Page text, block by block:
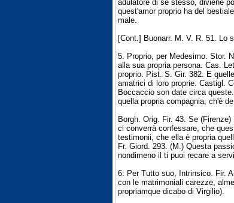
adulatore di se stesso, diviene
quest'amor proprio ha del
male.
[Cont.] Buonarr. M. V. R. 51. Lo
5. Proprio, per Medesimo. Stor.
alla sua propria persona. Cas.
proprio. Pist. S. Gir. 382. E
amatrici di loro proprie. Castigl.
Boccaccio son date circa
quella propria compagnia, ch'è
Borgh. Orig. Fir. 43. Se
ci converrà confessare, che
testimonii, che ella è propria
Fr. Giord. 293. (M.) Questa
nondimeno il ti puoi recare a
6. Per Tutto suo, Intrinsico. Fir.
con le matrimoniali carezze,
propriamque dicabo di Virgilio).